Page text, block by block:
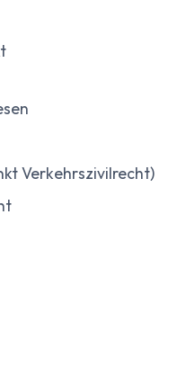
Verkehrszivilrecht)